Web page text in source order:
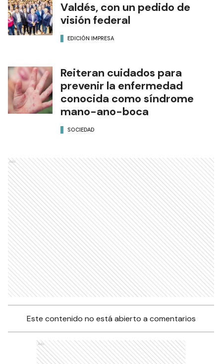
Valdés, con un pedido de
visión federal
EDICIÓN IMPRESA
Reiteran cuidados para
prevenir la enfermedad
conocida como síndrome
mano-ano-boca
SOCIEDAD
Ads
Este contenido no está abierto a comentarios
Ads